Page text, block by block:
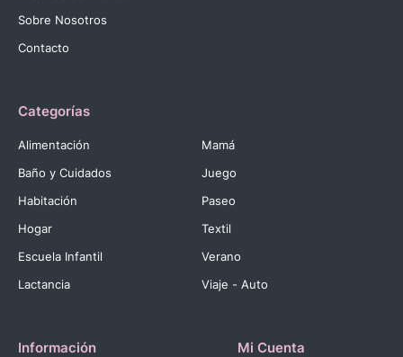
Sobre Nosotros
Contacto
Categorías
Alimentación
Baño y Cuidados
Habitación
Hogar
Escuela Infantil
Lactancia
Mamá
Juego
Paseo
Textil
Verano
Viaje - Auto
Información Mi Cuenta